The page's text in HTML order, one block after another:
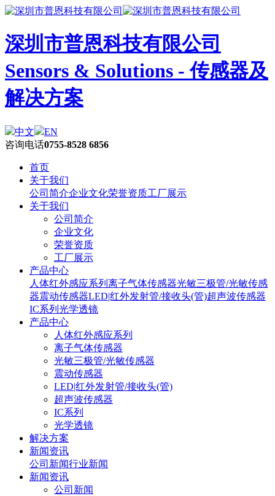
深圳市普恩科技有限公司
Sensors & Solutions - 传感器及
解决方案
中文
EN
咨询电话0755-8528 6856
首页
关于我们
公司简介企业文化荣誉资质工厂展示
关于我们
公司简介
企业文化
荣誉资质
工厂展示
产品中心
人体红外感应系列 离子气体传感器光敏三极管/光敏传感
器震动传感器LED|红外发射管/接收头(管)超声波传感器
IC系列 光学透镜
产品中心
人体红外感应系列
离子气体传感器
光敏三极管/光敏传感器
震动传感器
LED|红外发射管/接收头(管)
超声波传感器
IC系列
光学透镜
解决方案
新闻资讯
公司新闻行业新闻
新闻资讯
公司新闻